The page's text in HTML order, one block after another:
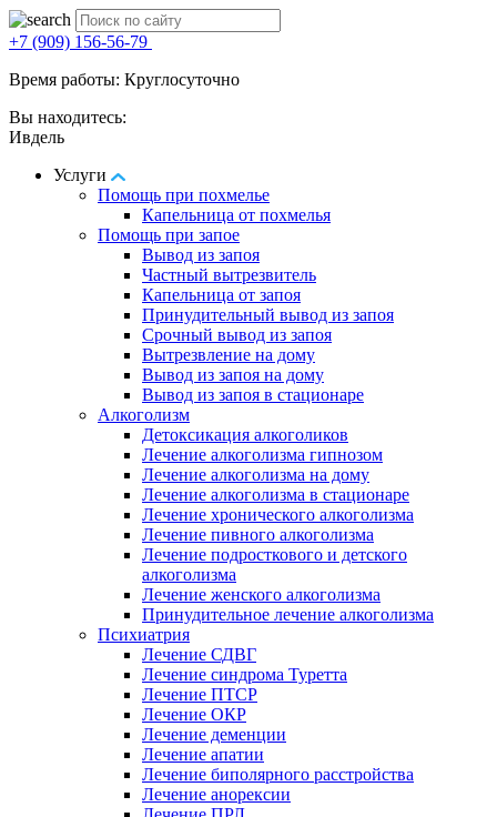
+7 (909) 156-56-79
Время работы: Круглосуточно
Вы находитесь:
Ивдель
Услуги
Помощь при похмелье
Капельница от похмелья
Помощь при запое
Вывод из запоя
Частный вытрезвитель
Капельница от запоя
Принудительный вывод из запоя
Срочный вывод из запоя
Вытрезвление на дому
Вывод из запоя на дому
Вывод из запоя в стационаре
Алкоголизм
Детоксикация алкоголиков
Лечение алкоголизма гипнозом
Лечение алкоголизма на дому
Лечение алкоголизма в стационаре
Лечение хронического алкоголизма
Лечение пивного алкоголизма
Лечение подросткового и детского
алкоголизма
Лечение женского алкоголизма
Принудительное лечение алкоголизма
Психиатрия
Лечение СДВГ
Лечение синдрома Туретта
Лечение ПТСР
Лечение ОКР
Лечение деменции
Лечение апатии
Лечение биполярного расстройства
Лечение анорексии